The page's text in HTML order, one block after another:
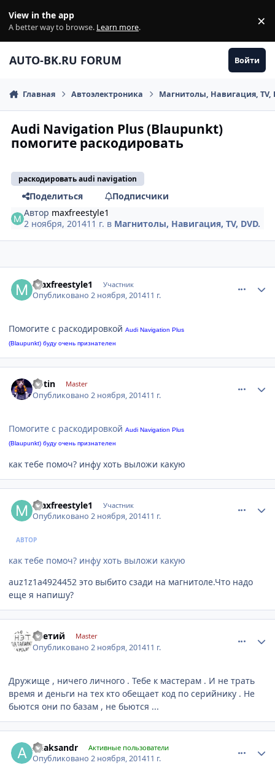
View in the app
A better way to browse. Learn more. ×
AUTO-BK.RU FORUM Войти
Главная Автоэлектроника Магнитолы, Навигация, TV,
Audi Navigation Plus (Blaupunkt)
помогите раскодировать
раскодировать audi navigation
Поделиться
Подписчики
Автор maxfreestyle1
2 ноября, 201411 г. в Магнитолы, Навигация, TV, DVD.
maxfreestyle1 Участник
Опубликовано2 ноября, 201411 г.
Помогите с раскодировкой Audi Navigation Plus
(Blaupunkt) буду очень признателен
kotin Master
Опубликовано2 ноября, 201411 г.
Помогите с раскодировкой Audi Navigation Plus
(Blaupunkt) буду очень признателен
как тебе помоч? инфу хоть выложи какую
maxfreestyle1 Участник
Опубликовано2 ноября, 201411 г.
АВТОР
как тебе помоч? инфу хоть выложи какую
auz1z1a4924452 это выбито сзади на магнитоле.Что надо
еще я напишу?
третий Master
Опубликовано2 ноября, 201411 г.
Дружище , ничего личного . Тебе к мастерам . И не трать
время и деньги на тех кто обещает код по серийнику . Не
бьются они по базам , не бьются ...
Aliaksandr Активные пользователи
Опубликовано2 ноября, 201411 г.